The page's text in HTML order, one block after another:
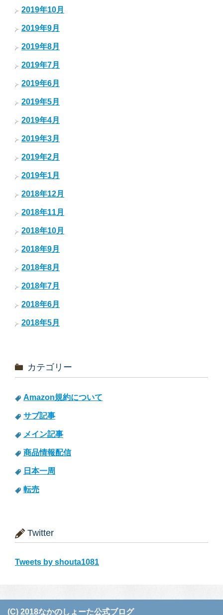
2019年10月
2019年9月
2019年8月
2019年7月
2019年6月
2019年5月
2019年4月
2019年3月
2019年2月
2019年1月
2018年12月
2018年11月
2018年10月
2018年9月
2018年8月
2018年7月
2018年6月
2018年5月
カテゴリー
Amazon規約について
サブ記事
メイン記事
商品情報配信
日本一周
転売
Twitter
Tweets by shouta1081
(C) 2018なかのしょーた公式ブログ